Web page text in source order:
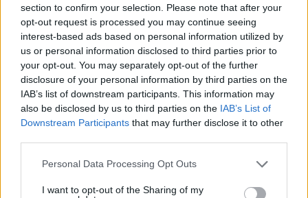
section to confirm your selection. Please note that after your
opt-out request is processed you may continue seeing
interest-based ads based on personal information utilized by
us or personal information disclosed to third parties prior to
your opt-out. You may separately opt-out of the further
disclosure of your personal information by third parties on the
IAB’s list of downstream participants. This information may
also be disclosed by us to third parties on the IAB’s List of
Downstream Participants that may further disclose it to other
Please note that this website/app uses one or more Google
not limited to your visit or usage behaviour. You may click to
Personal Data Processing Opt Outs
I want to opt-out of the Sharing of my
για παράδειγμα στην υιοθέτηση πρακτικών,
ήπιας προσέγγισης, σε αντίθεση με πρακτικές
πίεσης και απειλών περί αναγκαστικών μέτρων
κατάσχεσης.
Ειδήσεις σήμερα:
των 2 ετών γιο της